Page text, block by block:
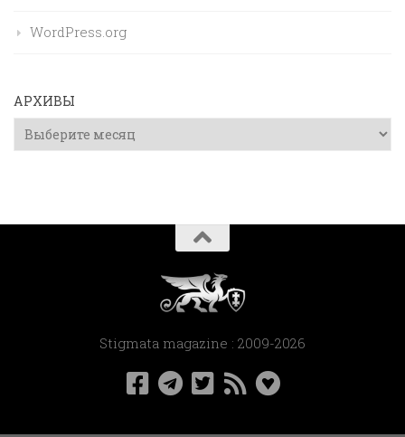
WordPress.org
АРХИВЫ
Архивы
Stigmata magazine : 2009-2026